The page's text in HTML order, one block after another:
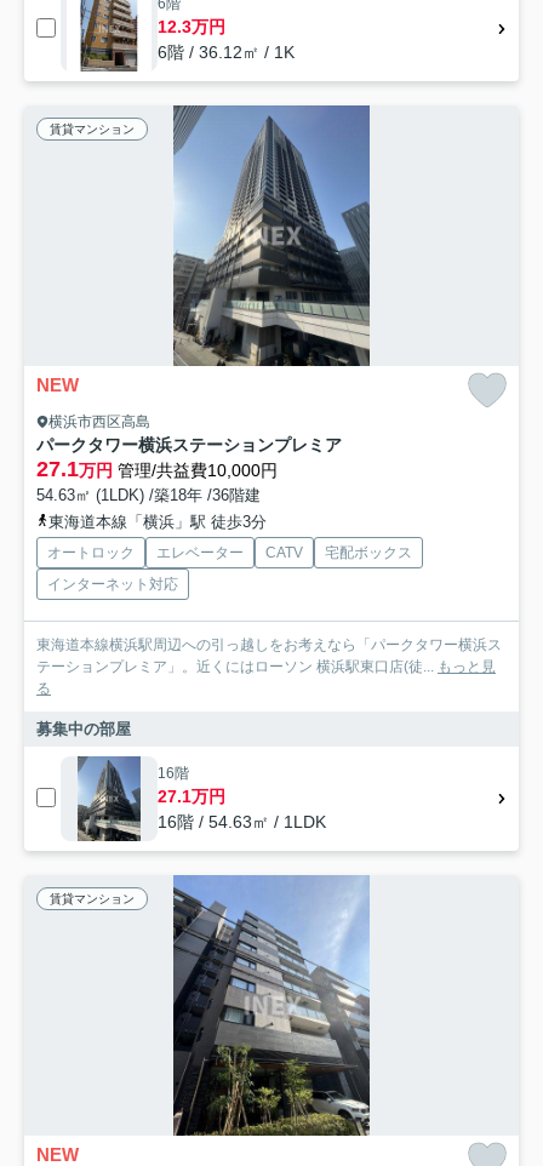
12.3万円
6階 / 36.12㎡ / 1K
賃貸マンション
NEW
横浜市西区高島
パークタワー横浜ステーションプレミア
27.1万円 管理/共益費10,000円
54.63㎡ (1LDK) /築18年 /36階建
東海道本線「横浜」駅 徒歩3分
オートロック エレベーター CATV
宅配ボックス
インターネット対応
東海道本線横浜駅周辺への引っ越しをお考えなら「パークタワー横浜ス
テーションプレミア」。近くにはローソン 横浜駅東口店(徒...
もっと見
る
募集中の部屋
16階
27.1万円
16階 / 54.63㎡ / 1LDK
賃貸マンション
NEW